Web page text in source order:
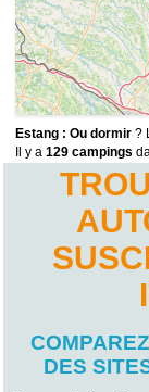
Estang : Ou dormir ?
Il y a129 campings
DES